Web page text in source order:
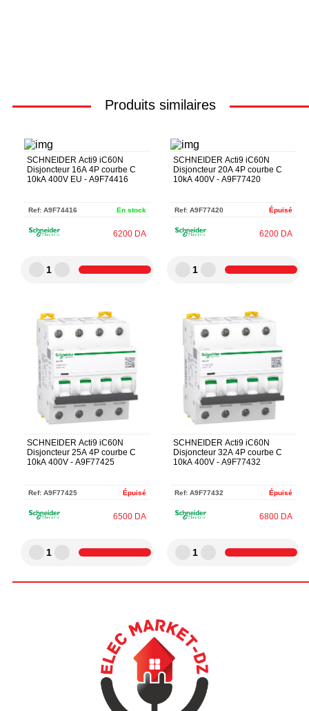
Produits similaires
SCHNEIDER Acti9 iC60N
Disjoncteur 16A 4P courbe C
10kA 400V EU - A9F74416
Ref: A9F74416 En stock
6200 DA
1
SCHNEIDER Acti9 iC60N
Disjoncteur 20A 4P courbe C
10kA 400V - A9F77420
Ref: A9F77420 Épuisé
6200 DA
1
SCHNEIDER Acti9 iC60N
Disjoncteur 25A 4P courbe C
10kA 400V - A9F77425
Ref: A9F77425 Épuisé
6500 DA
1
SCHNEIDER Acti9 iC60N
Disjoncteur 32A 4P courbe C
10kA 400V - A9F77432
Ref: A9F77432 Épuisé
6800 DA
1